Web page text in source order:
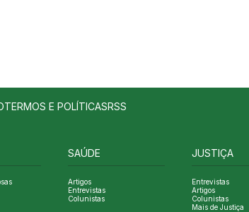
TERMOS E POLÍTICASRSS
SAÚDE
Artigos
Entrevistas
Colunistas
JUSTIÇA
Entrevistas
Artigos
Colunistas
Mais de Justiça